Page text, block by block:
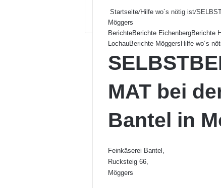
Startseite/Hilfe wo´s nötig ist/
Möggers
BerichteBerichte EichenbergBerichte
LochauBerichte Möggers Hilfe wo´s
MAT bei
Bantel in
Feinkäserei Bantel,
Rucksteig 66,
Möggers